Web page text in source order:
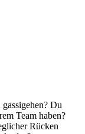
Du
Team haben?
Rücken